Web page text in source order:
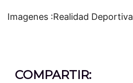
Imagenes :Realidad Deportiva
COMPARTIR: